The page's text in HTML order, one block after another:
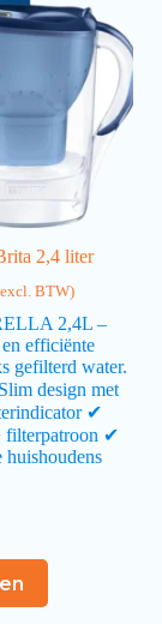
2,4 liter
excl. BTW)
2,4L –
efficiënte
gefilterd water.
design met
✔
✔
huishoudens